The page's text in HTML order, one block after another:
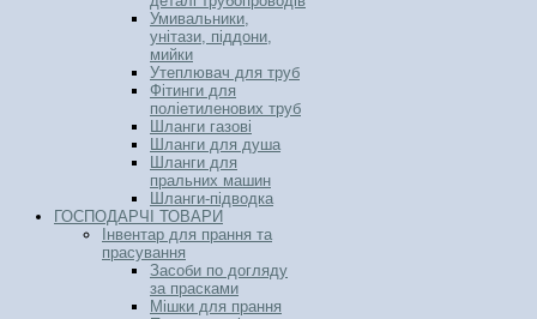
Умивальники,
унітази, піддони,
мийки
Утеплювач для труб
Фітинги для
поліетиленових труб
Шланги газові
Шланги для душа
Шланги для
пральних машин
Шланги-підводка
ГОСПОДАРЧІ ТОВАРИ
Інвентар для прання та
прасування
Засоби по догляду
за прасками
Мішки для прання